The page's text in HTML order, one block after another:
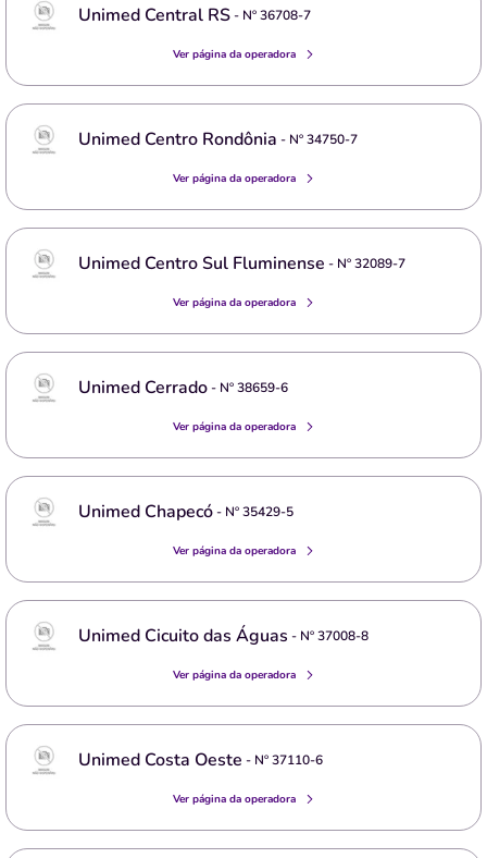
Unimed Central RS- Nº36708-7
Ver página da operadora
Unimed Centro Rondônia - Nº34750-7
Ver página da operadora
Unimed Centro Sul Fluminense - Nº32089-7
Ver página da operadora
Unimed Cerrado- Nº38659-6
Ver página da operadora
Unimed Chapecó- Nº35429-5
Ver página da operadora
Unimed Cicuito das Águas - Nº37008-8
Ver página da operadora
Unimed Costa Oeste - Nº37110-6
Ver página da operadora